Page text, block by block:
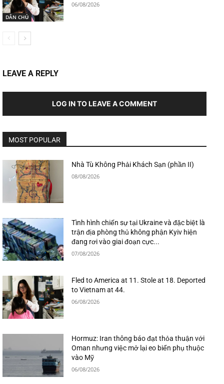
DÂN CHỦ
06/08/2026
LEAVE A REPLY
LOG IN TO LEAVE A COMMENT
MOST POPULAR
Nhà Tù Không Phải Khách Sạn (phần II)
08/08/2026
Tình hình chiến sự tại Ukraine và đặc biệt là
trận địa phòng thủ không phận Kyiv hiện
đang rơi vào giai đoạn cực...
07/08/2026
Fled to America at 11. Stole at 18. Deported
to Vietnam at 44.
06/08/2026
Hormuz: Iran thông báo đạt thỏa thuận với
Oman nhưng việc mở lại eo biển phụ thuộc
vào Mỹ
06/08/2026